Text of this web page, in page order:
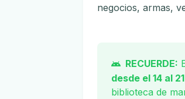
negocios, armas,
RECUERDE:
desde el 14 al
biblioteca de